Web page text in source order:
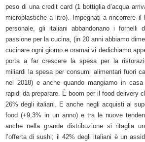
peso di una credit card (1 bottiglia d’acqua
microplastiche a litro). Impegnati a rincorrere
personale, gli italiani abbandonano i fornelli
passione per la cucina, (in 20 anni abbiamo
cucinare ogni giorno e oramai vi dedichiamo
porta a far crescere la spesa per la
miliardi la spesa per consumi alimentari fuori
nel 2018) e anche quando mangiamo in
rapidi da preparare. È boom per il food delivery
26% degli italiani. E anche negli acquisti al
food (+9,3% in un anno) e tra le nuove
anche nella grande distribuzione si ritaglia
l’offerta di sushi; il 42% degli italiani è un